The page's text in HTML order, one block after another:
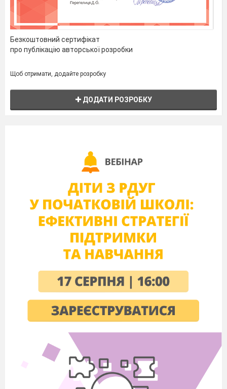
Безкоштовний сертифікат
про публікацію авторської розробки
Щоб отримати, додайте розробку
ДОДАТИ РОЗРОБКУ